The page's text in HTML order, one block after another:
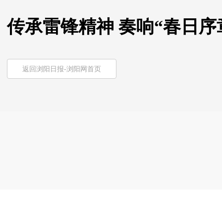
传承雷锋精神 奏响“春日序
返回浏阳日报-浏阳网首页